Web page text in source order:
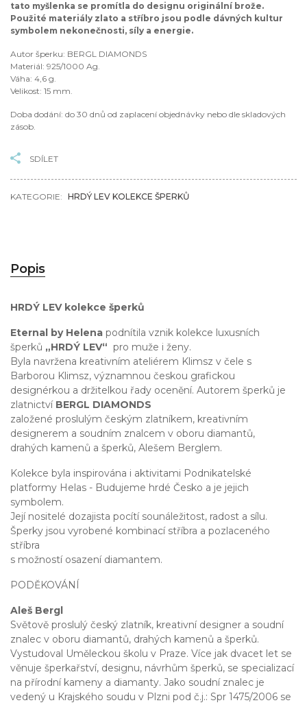
tato myšlenka se promítla do designu originální brože.
Použité materiály zlato a stříbro jsou podle dávných kultur
symbolem nekonečnosti, síly a energie.
Autor šperku: BERGL DIAMONDS
Materiál: 925/1000 Ag.
Váha: 4,6 g.
Velikost: 15 mm.
Doba dodání: do 30 dnů od zaplacení objednávky nebo dle skladových
zásob.
SDÍLET
KATEGORIE: HRDÝ LEV KOLEKCE ŠPERKŮ
Popis
HRDÝ LEV kolekce šperků
Eternal by Helena podnítila vznik kolekce luxusních
šperků „HRDÝ LEV“ pro muže i ženy.
Byla navržena kreativním ateliérem Klimsz v čele s
Barborou Klimsz, významnou českou grafickou
designérkou a držitelkou řady ocenění. Autorem šperků je
zlatnictví BERGL DIAMONDS
založené proslulým českým zlatníkem, kreativním
designerem a soudním znalcem v oboru diamantů,
drahých kamenů a šperků, Alešem Berglem.
Kolekce byla inspirována i aktivitami Podnikatelské
platformy Helas - Budujeme hrdé Česko a je jejich
symbolem.
Její nositelé dozajista pocítí sounáležitost, radost a sílu.
Šperky jsou vyrobené kombinací stříbra a pozlaceného
stříbra
s možností osazení diamantem.
PODĚKOVÁNÍ
Aleš Bergl
Světově proslulý český zlatník, kreativní designer a soudní
znalec v oboru diamantů, drahých kamenů a šperků.
Vystudoval Uměleckou školu v Praze. Více jak dvacet let se
věnuje šperkařství, designu, návrhům šperků, se specializací
na přírodní kameny a diamanty. Jako soudní znalec je
vedený u Krajského soudu v Plzni pod č.j.: Spr 1475/2006 se